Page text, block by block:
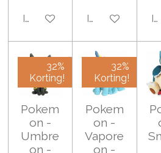
In winkelwagenIn winkelwagen
32%
Korting!
Pokem
on -
Umbre
on -
32%
Korting!
Pokem
on -
Vapore
on -